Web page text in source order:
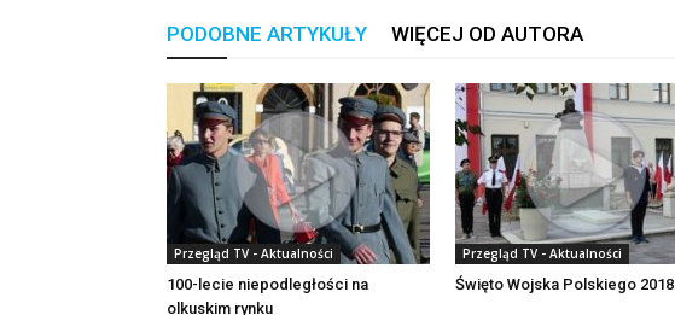
PODOBNE ARTYKUŁY WIĘCEJ OD AUTORA
Przegląd TV - Aktualności
100-lecie niepodległości na
olkuskim rynku
Przegląd TV - Aktualności
Święto Wojska Polskiego 2018